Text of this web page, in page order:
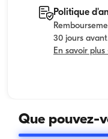
Politique
30 jours
En savoir
Que pouvez-